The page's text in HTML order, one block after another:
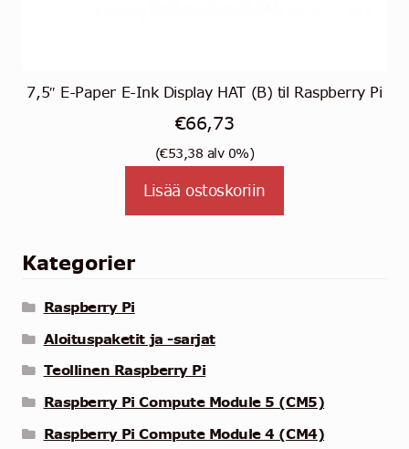
7,5″ E-Paper E-Ink Display HAT (B) til Raspberry Pi
€66,73
(€53,38 alv 0%)
Lisää ostoskoriin
Kategorier
Raspberry Pi
Aloituspaketit ja -sarjat
Teollinen Raspberry Pi
Raspberry Pi Compute Module 5 (CM5)
Raspberry Pi Compute Module 4 (CM4)